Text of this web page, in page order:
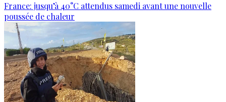
France: jusqu’à 40°C attendus samedi avant une nouvelle
poussée de chaleur